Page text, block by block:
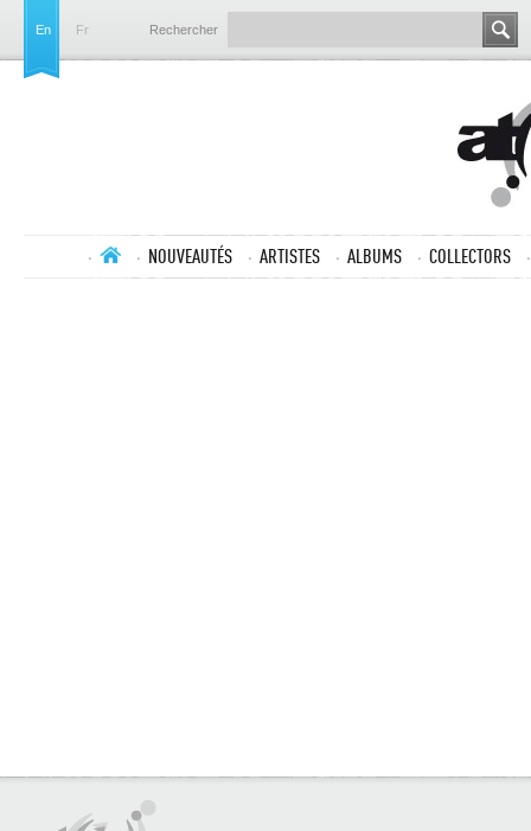
En Fr Rechercher
NOUVEAUTÉS ARTISTES ALBUMS COLLECTORS